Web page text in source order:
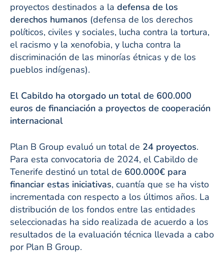
proyectos destinados a la defensa de los
derechos humanos (defensa de los derechos
políticos, civiles y sociales, lucha contra la tortura,
el racismo y la xenofobia, y lucha contra la
discriminación de las minorías étnicas y de los
pueblos indígenas).
El Cabildo ha otorgado un total de 600.000
euros de financiación a proyectos de cooperación
internacional
Plan B Group evaluó un total de 24 proyectos.
Para esta convocatoria de 2024, el Cabildo de
Tenerife destinó un total de 600.000€ para
financiar estas iniciativas, cuantía que se ha visto
incrementada con respecto a los últimos años. La
distribución de los fondos entre las entidades
seleccionadas ha sido realizada de acuerdo a los
resultados de la evaluación técnica llevada a cabo
por Plan B Group.